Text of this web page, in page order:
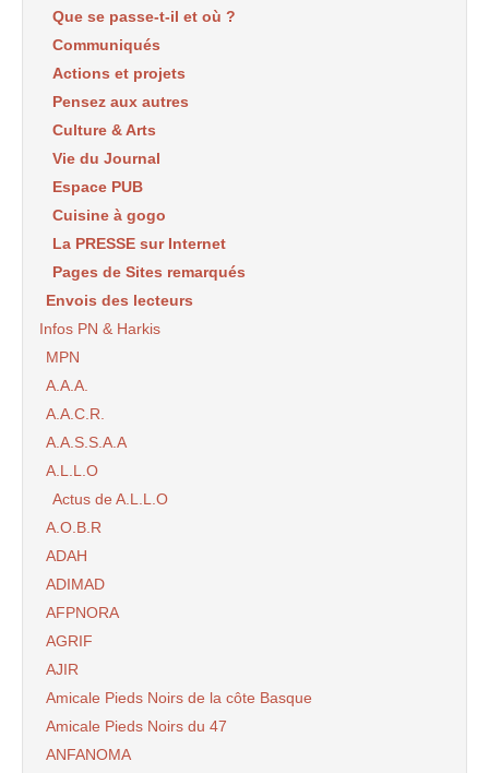
Que se passe-t-il et où ?
Communiqués
Actions et projets
Pensez aux autres
Culture & Arts
Vie du Journal
Espace PUB
Cuisine à gogo
La PRESSE sur Internet
Pages de Sites remarqués
Envois des lecteurs
Infos PN & Harkis
MPN
A.A.A.
A.A.C.R.
A.A.S.S.A.A
A.L.L.O
Actus de A.L.L.O
A.O.B.R
ADAH
ADIMAD
AFPNORA
AGRIF
AJIR
Amicale Pieds Noirs de la côte Basque
Amicale Pieds Noirs du 47
ANFANOMA